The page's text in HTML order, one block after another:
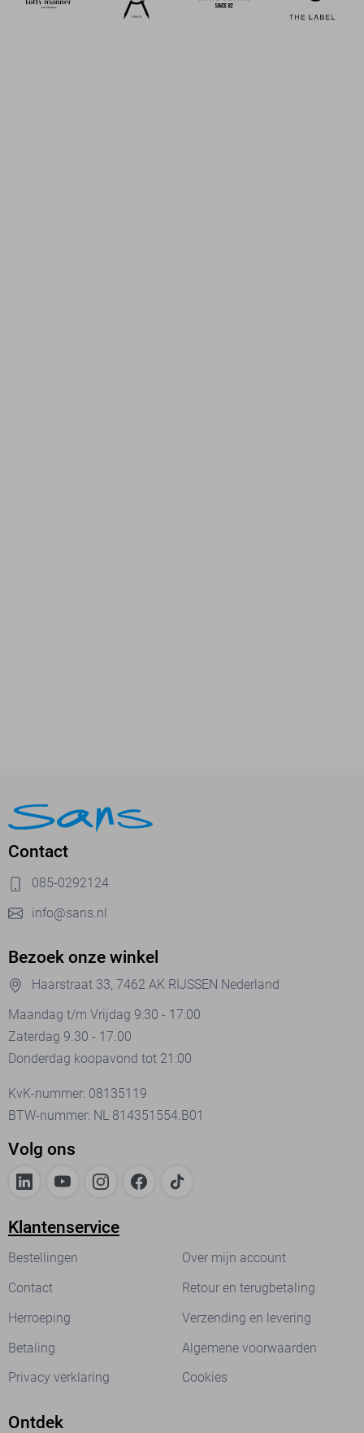
Contact
085-0292124
info@sans.nl
Bezoek onze winkel
Haarstraat 33, 7462 AK RIJSSEN Nederland
Maandag t/m Vrijdag 9:30 - 17:00
Zaterdag 9.30 - 17.00
Donderdag koopavond tot 21:00
KvK-nummer: 08135119
BTW-nummer: NL 814351554.B01
Volg ons
Klantenservice
Bestellingen
Over mijn account
Contact
Retour en terugbetaling
Herroeping
Verzending en levering
Betaling
Algemene voorwaarden
Privacy verklaring
Cookies
Ontdek